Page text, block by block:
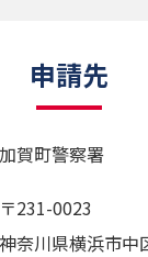
申請先
加賀町警察署
〒231-0023
神奈川県横浜市中